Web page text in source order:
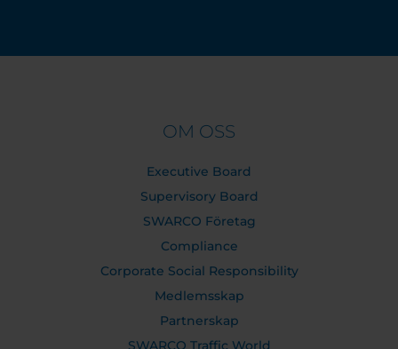
OM OSS
Executive Board
Supervisory Board
SWARCO Företag
Compliance
Corporate Social Responsibility
Medlemsskap
Partnerskap
SWARCO Traffic World